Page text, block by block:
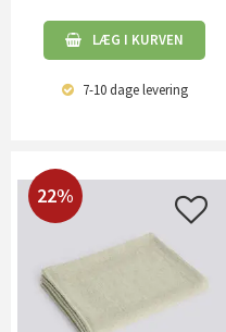
LÆG I KURVEN
7-10 dagelevering
22%